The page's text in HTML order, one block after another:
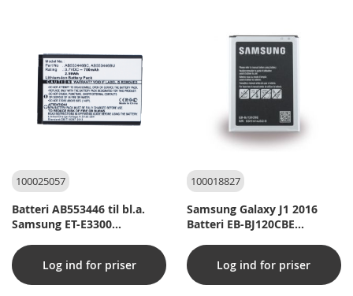
100025057
Batteri AB553446 til bl.a.
Samsung ET-E3300
Log ind for priser
100018827
Samsung Galaxy J1 2016
Batteri EB-BJ120CBE
Log ind for priser